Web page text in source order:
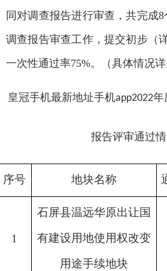
同对调查报告进行审查，共完成8
调查报告审查工作，提交初步（
一次性通过率75%。（具体情况详
皇冠手机最新地址手机app2022
报告评审通过
序号 地块名称
1
石屏县温远华原出让国
有建设用地使用权改变
用途手续地块